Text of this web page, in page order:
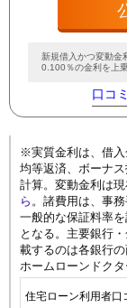
新規借入かつ変動金
0.100％の金利を上
口コ
※実質金利は、借入
均等返済、ボーナ
計算。変動金利は現
ら 。諸費用は、事
一般的な保証料率
となる。主要銀行
載するのは各銀行
ホームローンドク
住宅ローン利用者口